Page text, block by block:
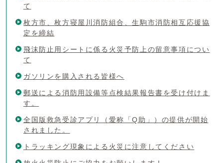
て
枚方市、枚方寝屋川消防組合、生駒市消防相互応援協
定を締結
飛沫防止用シートに係る火災予防上の留意事項につい
て
ガソリンを購入される皆様へ
郵送による消防用設備等点検結果報告書を受け付けま
す。
全国版救急受診アプリ（愛称「Q助」）の提供が開始
されました。
トラッキング現象による火災に注意してください